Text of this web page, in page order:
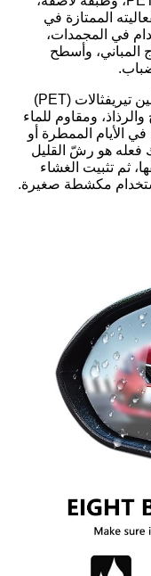
الممتازة في
في المجمدات،
المباني، وأسطح
غشاء واقٍ مطلي بتقنية النانو والبولي إيثيلين تيريفثالات (PET)
والرذاذ، ومقاوم للماء
الأيام الممطرة أو
فعله هو رشّ القليل
ثم تثبيت الغشاء
مكشطة صغيرة.